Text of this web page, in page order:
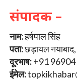
संपादक –
नाम:हर्षपाल सिंह
पता:छड़ायल नयाबाद,
दूरभाष:+91 96904
ईमेल: